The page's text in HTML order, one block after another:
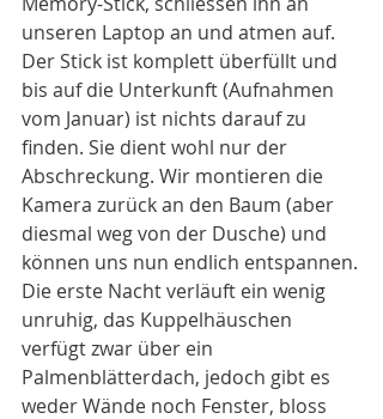
unseren Laptop an und atmen auf.
Der Stick ist komplett überfüllt und
bis auf die Unterkunft (Aufnahmen
vom Januar) ist nichts darauf zu
finden. Sie dient wohl nur der
Abschreckung. Wir montieren die
Kamera zurück an den Baum (aber
diesmal weg von der Dusche) und
können uns nun endlich entspannen.
Die erste Nacht verläuft ein wenig
unruhig, das Kuppelhäuschen
verfügt zwar über ein
Palmenblätterdach, jedoch gibt es
weder Wände noch Fenster, bloss